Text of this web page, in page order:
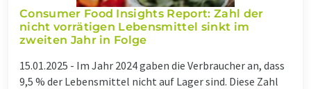
Consumer Food Insights Report: Zahl der
nicht vorrätigen Lebensmittel sinkt im
zweiten Jahr in Folge
15.01.2025 - Im Jahr 2024 gaben die Verbraucher an, dass
9,5 % der Lebensmittel nicht auf Lager sind. Diese Zahl